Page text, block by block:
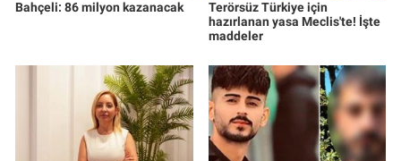
Bahçeli: 86 milyon kazanacak
Terörsüz Türkiye için
hazırlanan yasa Meclis'te! İşte
maddeler